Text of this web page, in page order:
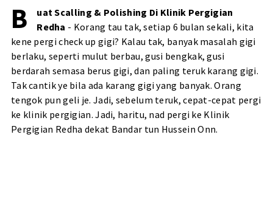
B
uat Scalling & Polishing Di Klinik Pergigian
Redha - Korang tau tak, setiap 6 bulan sekali, kita
kene pergi check up gigi? Kalau tak, banyak masalah gigi
berlaku, seperti mulut berbau, gusi bengkak, gusi
berdarah semasa berus gigi, dan paling teruk karang gigi.
Tak cantik ye bila ada karang gigi yang banyak. Orang
tengok pun geli je. Jadi, sebelum teruk, cepat-cepat pergi
ke klinik pergigian. Jadi, haritu, nad pergi ke Klinik
Pergigian Redha dekat Bandar tun Hussein Onn.